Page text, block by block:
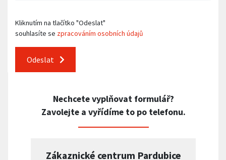
Kliknutím na tlačítko "Odeslat"
souhlasíte se zpracováním osobních údajů
Odeslat
Nechcete vyplňovat formulář?
Zavolejte a vyřídíme to po telefonu.
Zákaznické centrum Pardubice